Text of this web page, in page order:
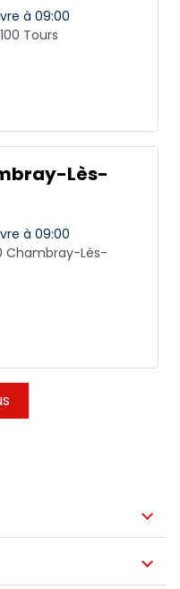
à 09:00
Tours
Lès-
à 09:00
Chambray-Lès-